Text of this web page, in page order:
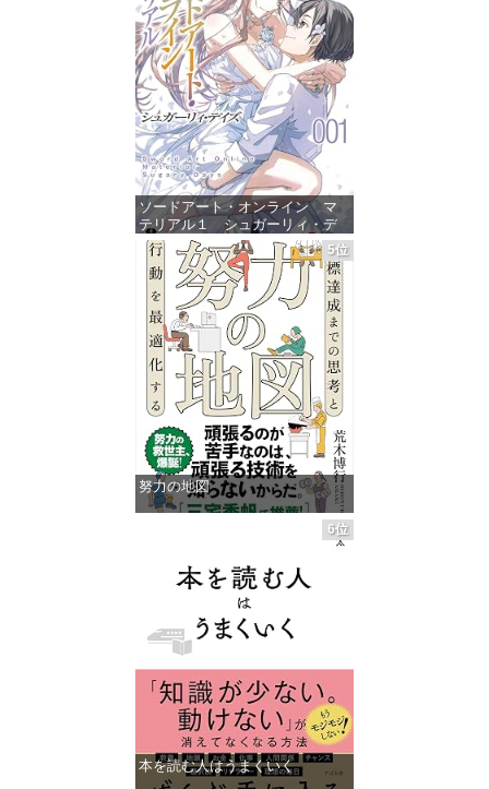
ソードアート・オンライン マ
テリアル１ シュガーリィ・デ
イズ (電撃文庫)
価格：¥880
5位
努力の地図
価格：¥1,485
6位
本を読む人はうまくいく